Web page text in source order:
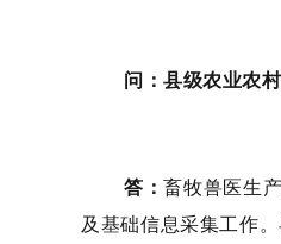
问：县级农业农
答：畜牧兽医生
及基础信息采集工作。